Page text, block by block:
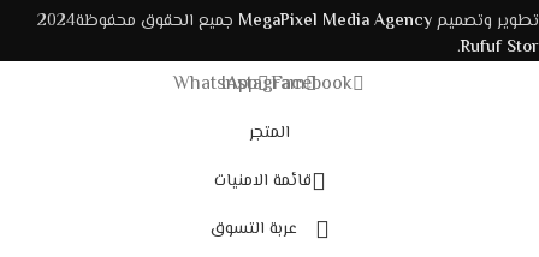
تطوير وتصميمMegaPixel Media Agency جميع الحقوق محفوظة2024
Rufuf Stor
.
Facebook
Instagram
WhatsApp
المتجر
قائمة الامنيات
عربة التسوق